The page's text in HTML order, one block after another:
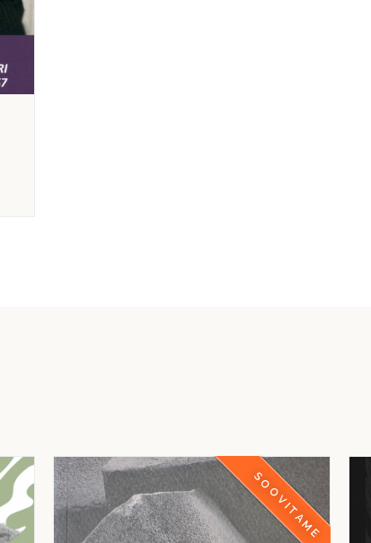
SOOVITAME